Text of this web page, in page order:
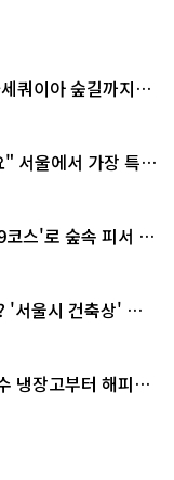
쿼이아 숲길까지…
서울에서 가장 특별
스'로 숲속 피서 떠
'서울시 건축상' 수
냉장고부터 해피소